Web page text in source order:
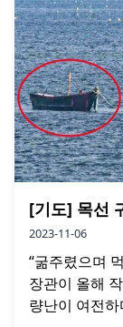
[기도] 목선
2023-11-06
“굶주렸으며
장관이 올해
량난이 여전